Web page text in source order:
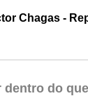
Chagas -
dentro do